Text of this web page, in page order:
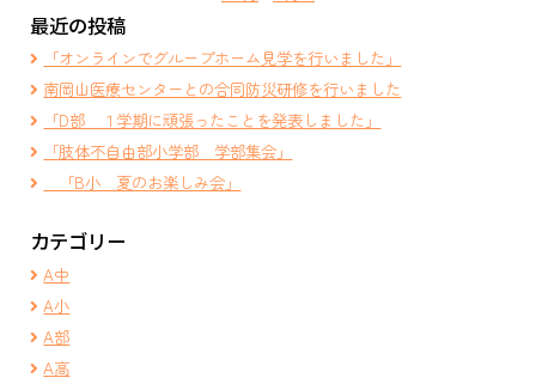
最近の投稿
「オンラインでグループホーム見学を行いました」
南岡山医療センターとの合同防災研修を行いました
「D部 １学期に頑張ったことを発表しました」
「肢体不自由部小学部 学部集会」
「B小 夏のお楽しみ会」
カテゴリー
A中
A小
A部
A高